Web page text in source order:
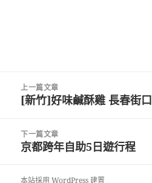
上一篇文章
上
篇
文
[新竹]好味鹹酥雞 長春街口
下一篇文章
下
篇
京都跨年自助5日遊行程
本站採用 WordPress 建置